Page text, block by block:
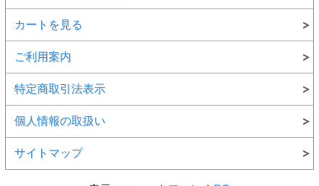
カートを見る
ご利用案内
特定商取引法表示
個人情報の取扱い
サイトマップ